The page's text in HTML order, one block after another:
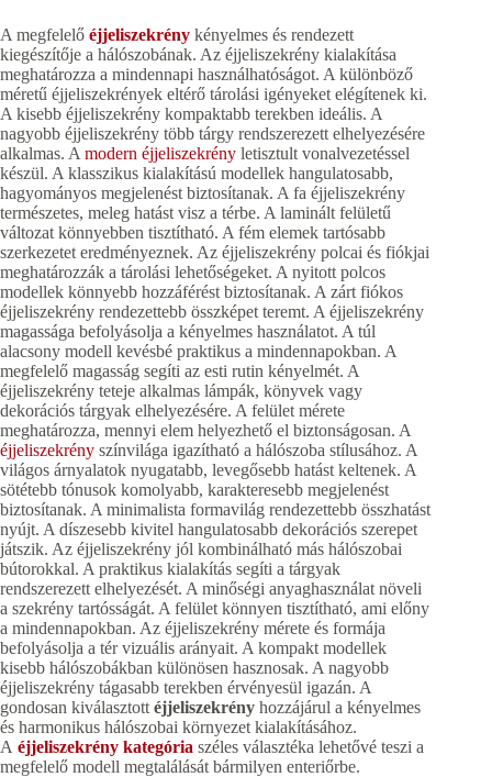
A megfelelő éjjeliszekrény kényelmes és rendezett
kiegészítője a hálószobának. Az éjjeliszekrény kialakítása
meghatározza a mindennapi használhatóságot. A különböző
méretű éjjeliszekrények eltérő tárolási igényeket elégítenek ki.
A kisebb éjjeliszekrény kompaktabb terekben ideális. A
nagyobb éjjeliszekrény több tárgy rendszerezett elhelyezésére
alkalmas. A modern éjjeliszekrény letisztult vonalvezetéssel
készül. A klasszikus kialakítású modellek hangulatosabb,
hagyományos megjelenést biztosítanak. A fa éjjeliszekrény
természetes, meleg hatást visz a térbe. A laminált felületű
változat könnyebben tisztítható. A fém elemek tartósabb
szerkezetet eredményeznek. Az éjjeliszekrény polcai és fiókjai
meghatározzák a tárolási lehetőségeket. A nyitott polcos
modellek könnyebb hozzáférést biztosítanak. A zárt fiókos
éjjeliszekrény rendezettebb összképet teremt. A éjjeliszekrény
magassága befolyásolja a kényelmes használatot. A túl
alacsony modell kevésbé praktikus a mindennapokban. A
megfelelő magasság segíti az esti rutin kényelmét. A
éjjeliszekrény teteje alkalmas lámpák, könyvek vagy
dekorációs tárgyak elhelyezésére. A felület mérete
meghatározza, mennyi elem helyezhető el biztonságosan. A
éjjeliszekrény színvilága igazítható a hálószoba stílusához. A
világos árnyalatok nyugatabb, levegősebb hatást keltenek. A
sötétebb tónusok komolyabb, karakteresebb megjelenést
biztosítanak. A minimalista formavilág rendezettebb összhatást
nyújt. A díszesebb kivitel hangulatosabb dekorációs szerepet
játszik. Az éjjeliszekrény jól kombinálható más hálószobai
bútorokkal. A praktikus kialakítás segíti a tárgyak
rendszerezett elhelyezését. A minőségi anyaghasználat növeli
a szekrény tartósságát. A felület könnyen tisztítható, ami előny
a mindennapokban. Az éjjeliszekrény mérete és formája
befolyásolja a tér vizuális arányait. A kompakt modellek
kisebb hálószobákban különösen hasznosak. A nagyobb
éjjeliszekrény tágasabb terekben érvényesül igazán. A
gondosan kiválasztott éjjeliszekrény hozzájárul a kényelmes
és harmonikus hálószobai környezet kialakításához.
A éjjeliszekrény kategória széles választéka lehetővé teszi a
megfelelő modell megtalálását bármilyen enteriőrbe.